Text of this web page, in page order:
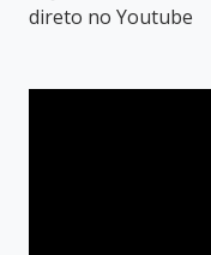
direto no Youtube